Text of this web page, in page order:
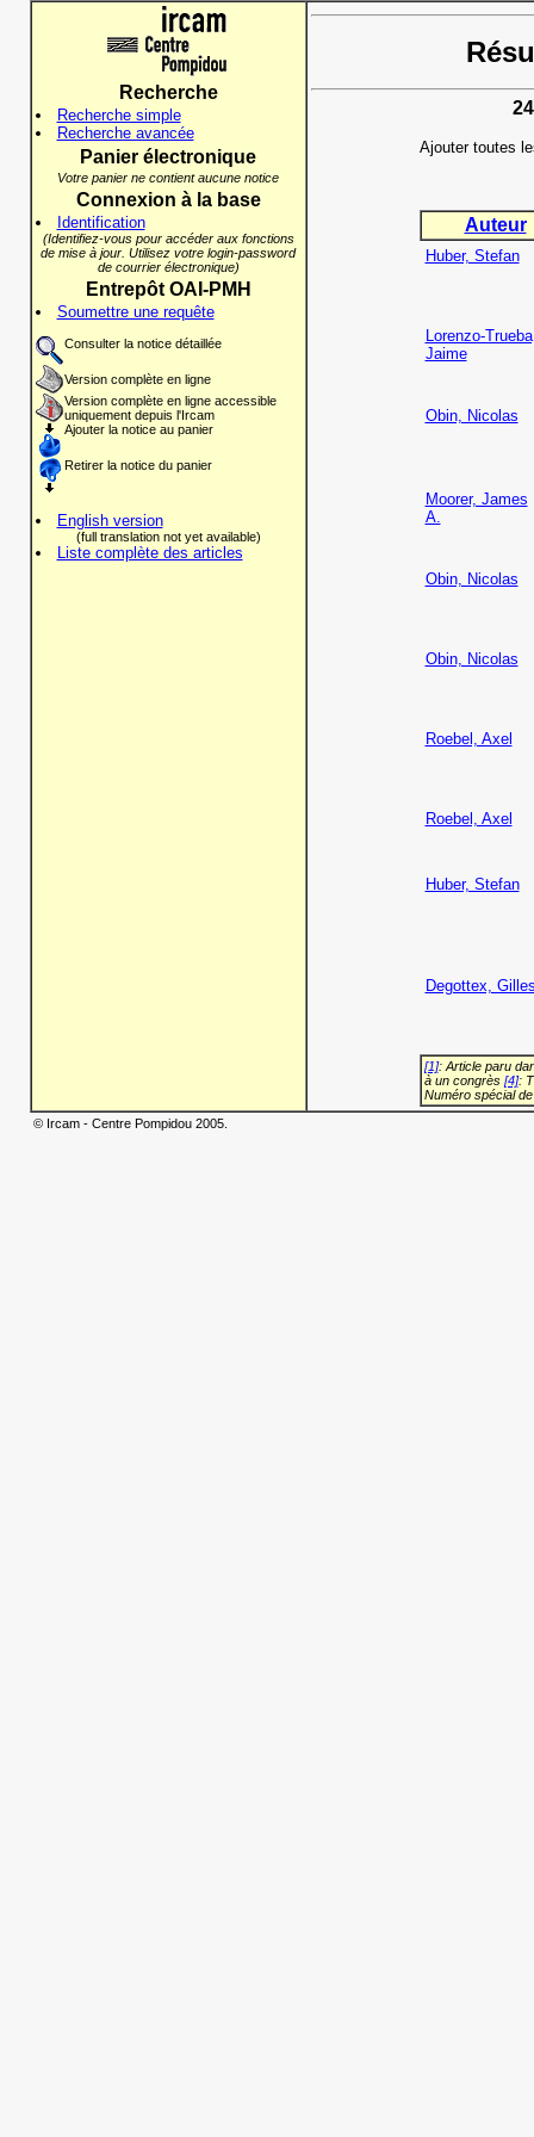
Recherche
Recherche simple
Recherche avancée
Panier électronique
Votre panier ne contient aucune notice
Connexion à la base
Identification
(Identifiez-vous pour accéder aux fonctions
de mise à jour. Utilisez votre login-password
de courrier électronique)
Entrepôt OAI-PMH
Soumettre une requête
Consulter la notice détaillée
Version complète en ligne
Version complète en ligne accessible
uniquement depuis l'Ircam
Ajouter la notice au panier
Retirer la notice du panier
English version
(full translation not yet available)
Liste complète des articles
Ajouter toutes
Auteur
Huber, Stefan
Lorenzo-
Jaime
Obin, Nicolas
Moorer, James
A.
Obin, Nicolas
Obin, Nicolas
Roebel, Axel
Roebel, Axel
Huber, Stefan
Degottex,
[1]: Article paru
à un congrès [4]:
Numéro spécial
© Ircam - Centre Pompidou 2005.